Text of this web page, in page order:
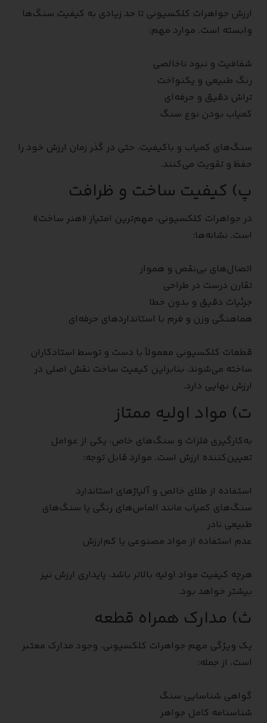
ارزش جواهرات کلکسیونی تا حد زیادی به کیفیت سنگ‌ها
وابسته است. موارد مهم:
شفافیت و نبود ناخالصی
رنگ طبیعی و یکنواخت
تراش دقیق و حرفه‌ای
کمیاب بودن نوع سنگ
سنگ‌های کمیاب و باکیفیت، حتی در گذر زمان ارزش خود را
حفظ و تقویت می‌کنند.
پ) کیفیت ساخت و ظرافت
در جواهرات کلکسیونی، مهم‌ترین امتیاز «هنر ساخت»
است. نشانه‌ها:
اتصال‌های بی‌نقص و هموار
تقارن درست در طراحی
جزئیات دقیق و بدون خطا
هماهنگی وزن و فرم با استانداردهای حرفه‌ای
قطعات کلکسیونی معمولاً با دست و توسط استادکاران
ساخته می‌شوند، بنابراین کیفیت ساخت نقش اصلی در
ارزش نهایی دارد.
ت) مواد اولیه ممتاز
به‌کارگیری فلزات و سنگ‌های خاص، یکی از عوامل
تعیین‌کننده ارزش است. موارد قابل توجه:
استفاده از طلای خالص و آلیاژهای استاندارد
سنگ‌های کمیاب مانند الماس‌های رنگی یا سنگ‌های
طبیعی نادر
عدم استفاده از مواد مصنوعی یا کم‌ارزش
هرچه کیفیت مواد اولیه بالاتر باشد، پایداری ارزش نیز
بیشتر خواهد بود.
ث) مدارک همراه قطعه
یک ویژگی مهم جواهرات کلکسیونی، وجود مدارک معتبر
است، از جمله:
گواهی شناسایی سنگ
شناسنامه کامل جواهر